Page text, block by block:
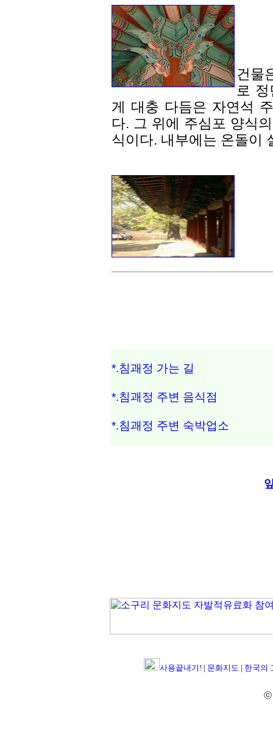
건물
로
게 대충 다듬은 자연석
다. 그 위에 주심포 양식
식이다. 내부에는 온돌이
*.침괘정 가는 길
*.침괘정 주변 음식점
*.침괘정 주변 숙박업소
사용끝내기! | 문화지도 | 한국의
ⓒ